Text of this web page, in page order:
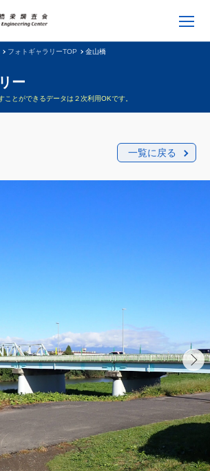
フォトギャラリーTOP 金山橋
ー
ことができるデータは２次利用OKです。
一覧に戻る